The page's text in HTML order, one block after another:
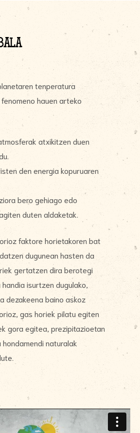
tenperatura
hauen arteko
atxikitzen duen
den energia kopuruaren
bero gehiago edo
duten aldaketak.
faktore horietakoren bat
dugunean hasten da
gertatzen dira berotegi
isurtzen dugulako,
dezakeena baino askoz
gas horiek pilatu egiten
gora egitea, prezipitazioetan
naturalak